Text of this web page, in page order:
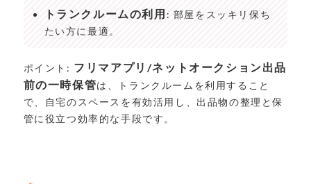
トランクルームの利用 : 部屋をスッキリ保ち
たい方に最適。
ポイント: フリマアプリ/ネットオークション出品
前の一時保管は、トランクルームを利用すること
で、自宅のスペースを有効活用し、出品物の整理と保
管に役立つ効率的な手段です。